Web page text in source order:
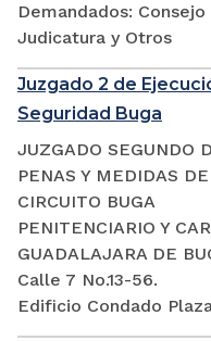
Demandados:
Judicatura y Otros
Juzgado 2 de
Seguridad Buga
JUZGADO SEGUNDO
PENAS Y MEDIDAS
CIRCUITO BUGA
PENITENCIARIO Y
GUADALAJARA DE
Calle 7 No.13-56.
Edificio Condado